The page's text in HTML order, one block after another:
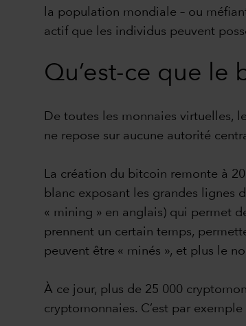
la population mondiale – ou
actif que les individus peuvent
Qu’est-ce que le
De toutes les monnaies virtuelles,
ne repose sur aucune autorité
La création du bitcoin remonte à
blanc exposant les grandes lignes
« mining » en anglais) qui permet
prennent un certain temps,
peuvent être « minés », et plus le
À ce jour, plus de 25 000
cryptomonnaies. C’est par